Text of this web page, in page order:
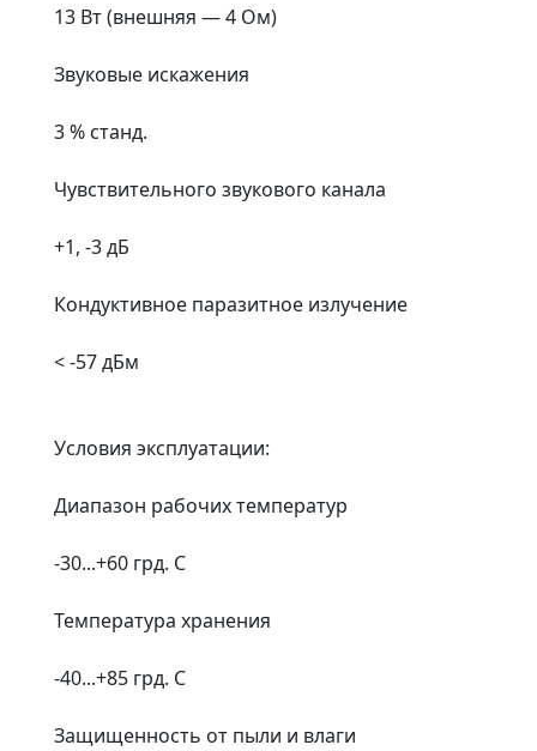
13 Вт (внешняя — 4 Ом)
Звуковые искажения
3 % станд.
Чувствительного звукового канала
+1, -3 дБ
Кондуктивное паразитное излучение
< -57 дБм
Условия эксплуатации:
Диапазон рабочих температур
-30...+60 грд. С
Температура хранения
-40...+85 грд. С
Защищенность от пыли и влаги